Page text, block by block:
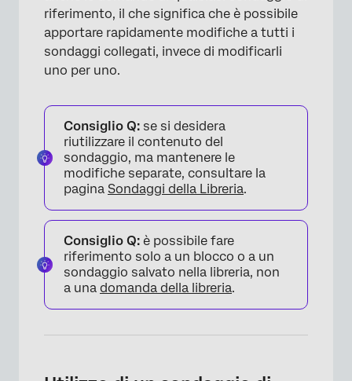
riferimento, il che significa che è possibile
apportare rapidamente modifiche a tutti i
sondaggi collegati, invece di modificarli
uno per uno.
Consiglio Q: se si desidera
riutilizzare il contenuto del
sondaggio, ma mantenere le
modifiche separate, consultare la
pagina Sondaggi della Libreria.
Consiglio Q: è possibile fare
riferimento solo a un blocco o a un
sondaggio salvato nella libreria, non
a una domanda della libreria.